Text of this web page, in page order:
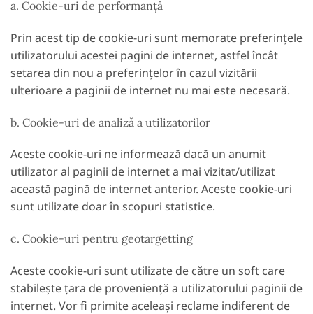
a. Cookie-uri de performanță
Prin acest tip de cookie-uri sunt memorate preferințele
utilizatorului acestei pagini de internet, astfel încât
setarea din nou a preferințelor în cazul vizitării
ulterioare a paginii de internet nu mai este necesară.
b. Cookie-uri de analiză a utilizatorilor
Aceste cookie-uri ne informează dacă un anumit
utilizator al paginii de internet a mai vizitat/utilizat
această pagină de internet anterior. Aceste cookie-uri
sunt utilizate doar în scopuri statistice.
c. Cookie-uri pentru geotargetting
Aceste cookie-uri sunt utilizate de către un soft care
stabilește țara de proveniență a utilizatorului paginii de
internet. Vor fi primite aceleași reclame indiferent de